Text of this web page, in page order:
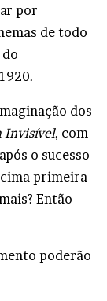
por
de todo
dos
Invisível, com
o sucesso
primeira
Então
poderão